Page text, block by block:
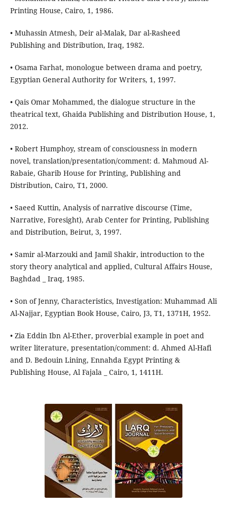
Printing House, Cairo, 1, 1986.
• Muhassin Atmesh, Deir al-Malak, Dar al-Rasheed
Publishing and Distribution, Iraq, 1982.
• Osama Farhat, monologue between drama and poetry,
Egyptian General Authority for Writers, 1, 1997.
• Qais Omar Mohammed, the dialogue structure in the
theatrical text, Ghaida Publishing and Distribution House, 1,
2012.
• Robert Humphoy, stream of consciousness in modern
novel, translation/presentation/comment: d. Mahmoud Al-
Rabaie, Gharib House for Printing, Publishing and
Distribution, Cairo, T1, 2000.
• Saeed Kuttin, Analysis of narrative discourse (Time,
Narrative, Foresight), Arab Center for Printing, Publishing
and Distribution, Beirut, 3, 1997.
• Samir al-Marzouki and Jamil Shakir, introduction to the
story theory analytical and applied, Cultural Affairs House,
Baghdad _ Iraq, 1985.
• Son of Jenny, Characteristics, Investigation: Muhammad Ali
Al-Najjar, Egyptian Book House, Cairo, J3, T1, 1371H, 1952.
• Zia Eddin Ibn Al-Ether, proverbial example in poet and
writer literature, presentation/comment: d. Ahmed Al-Hafi
and D. Bedouin Lining, Ennahda Egypt Printing &
Publishing House, Al Fajala _ Cairo, 1, 1411H.